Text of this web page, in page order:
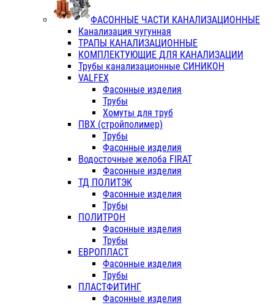
ФАСОННЫЕ ЧАСТИ КАНАЛИЗАЦИОННЫЕ
Канализация чугунная
ТРАПЫ КАНАЛИЗАЦИОННЫЕ
КОМПЛЕКТУЮЩИЕ ДЛЯ КАНАЛИЗАЦИИ
Трубы канализационные СИНИКОН
VALFEX
Фасонные изделия
Трубы
Хомуты для труб
ПВХ (стройполимер)
Трубы
Фасонные изделия
Водосточные желоба FIRAT
Фасонные изделия
ТД ПОЛИТЭК
Фасонные изделия
Трубы
ПОЛИТРОН
Фасонные изделия
Трубы
ЕВРОПЛАСТ
Фасонные изделия
Трубы
ПЛАСТФИТИНГ
Фасонные изделия